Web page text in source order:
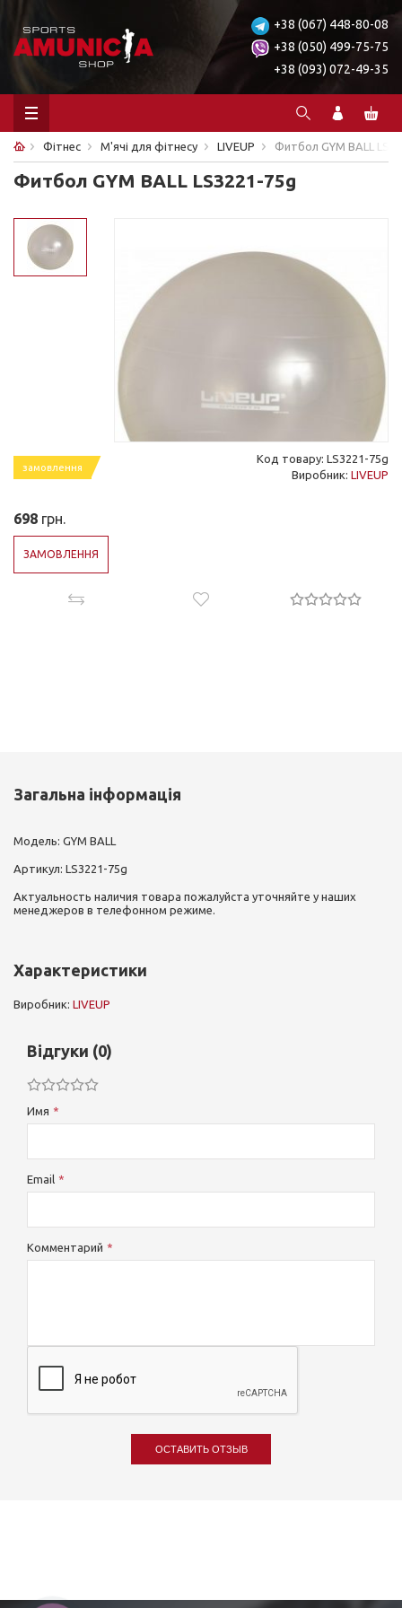
+38 (067) 448-80-08
+38 (050) 499-75-75
+38 (093) 072-49-35
Фітнес М'ячі для фітнесу LIVEUP Фитбол GYM BALL
Фитбол GYM BALL LS3221-75g
замовлення
Код товару: LS3221-75g
Виробник: LIVEUP
698 грн.
ЗАМОВЛЕННЯ
Загальна інформація
Модель: GYM BALL
Артикул: LS3221-75g
Актуальность наличия товара пожалуйста уточняйте у наших
менеджеров в телефонном режиме.
Характеристики
Виробник: LIVEUP
Відгуки (0)
Имя
Email
Комментарий
ОСТАВИТЬ ОТЗЫВ